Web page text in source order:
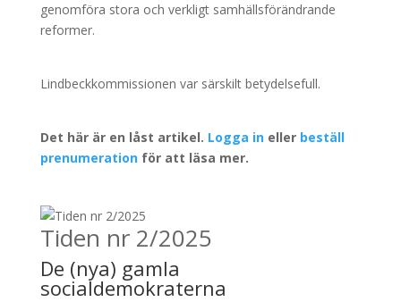
genomföra stora och verkligt samhällsförändrande
reformer.
Lindbeckkommissionen var särskilt betydelsefull.
Det här är en låst artikel. Logga ineller beställ
prenumerationför att läsa mer.
Tiden nr 2/2025
De (nya) gamla
socialdemokraterna